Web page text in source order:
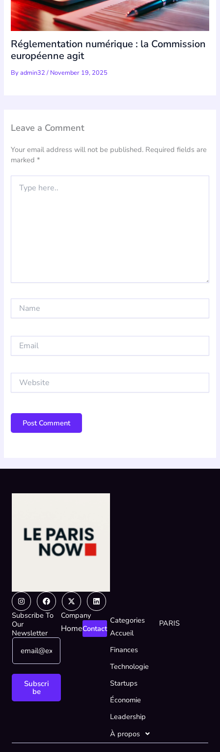
Réglementation numérique : la Commission
européenne agit
Byadmin32/ November 19, 2025
Leave a Comment
Your email address will not be published. Required fields are
marked*
here..
Email
Website
InstagramFacebook
X-
twitter
Linkedin
Subscribe To
Our
Newsletter
E
a
i
m
*
E
a
Subscri
be
Company
HomeContact
Categories
Accueil
Finances
Technologie
Startups
Économie
Leadership
À propos
PARIS